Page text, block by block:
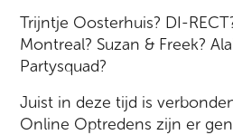
Trijntje Oosterhuis? DI-
Montreal? Suzan & Freek?
Partysquad?
Juist in deze tijd is
Online Optredens zijn er